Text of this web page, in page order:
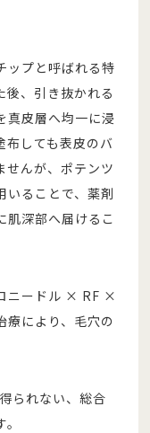
ップと呼ばれる特
後、引き抜かれる
真皮層へ均一に浸
布しても表皮のバ
せんが、ポテンツ
いることで、薬剤
肌深部へ届けるこ
ニードル × RF ×
療により、毛穴の
られない、総合